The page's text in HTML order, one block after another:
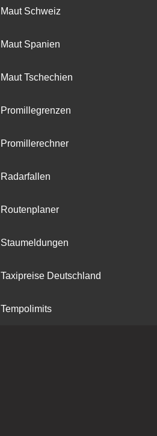
Maut Schweiz
Maut Spanien
Maut Tschechien
Promillegrenzen
Promillerechner
Radarfallen
Routenplaner
Staumeldungen
Taxipreise Deutschland
Tempolimits